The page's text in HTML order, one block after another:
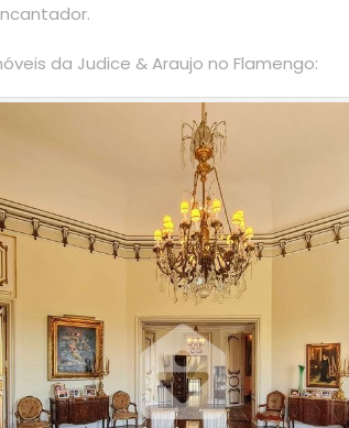
da Judice & Araujo no Flamengo: